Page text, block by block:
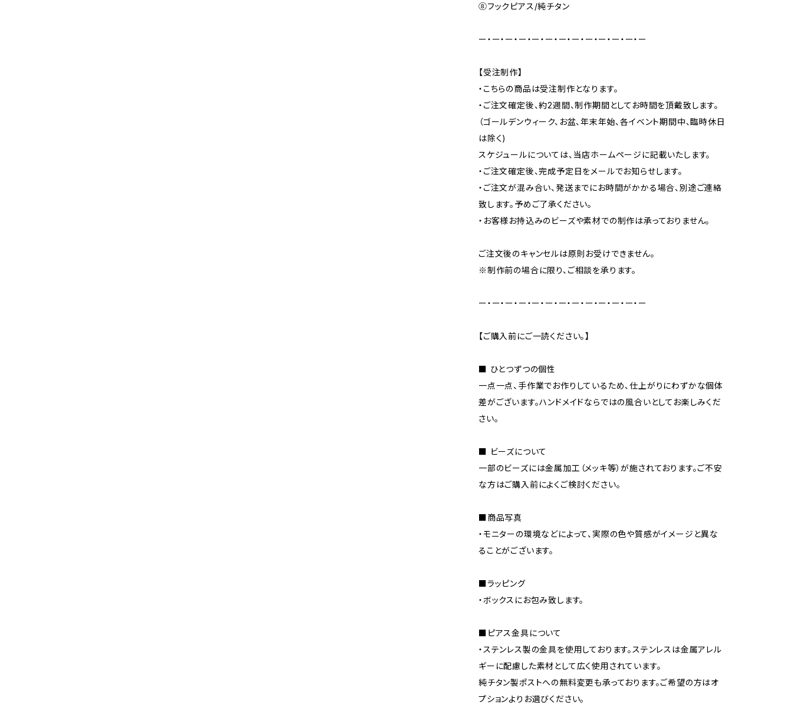
⑧フックピアス/純チタン
ー・ー・ー・ー・ー・ー・ー・ー・ー・ー・ー・ー・ー
【受注制作】
・こちらの商品は受注制作となります。
・ご注文確定後、約2週間、制作期間としてお時間を頂戴致します。
（ゴールデンウィーク、お盆、年末年始、各イベント期間中、臨時休日
は除く)
スケジュールについては、当店ホームページに記載いたします。
・ご注文確定後、完成予定日をメールでお知らせします。
・ご注文が混み合い、発送までにお時間がかかる場合、別途ご連絡
致します。予めご了承ください。
・お客様お持込みのビーズや素材での制作は承っておりません。
ご注文後のキャンセルは原則お受けできません。
※制作前の場合に限り、ご相談を承ります。
ー・ー・ー・ー・ー・ー・ー・ー・ー・ー・ー・ー・ー
【ご購入前にご一読ください。】
■ ひとつずつの個性
一点一点、手作業でお作りしているため、仕上がりにわずかな個体
差がございます。ハンドメイドならではの風合いとしてお楽しみくだ
さい。
■ ビーズについて
一部のビーズには金属加工（メッキ等）が施されております。ご不安
な方はご購入前によくご検討ください。
■商品写真
・モニターの環境などによって、実際の色や質感がイメージと異な
ることがございます。
■ラッピング
・ボックスにお包み致します。
■ピアス金具について
・ステンレス製の金具を使用しております。ステンレスは金属アレル
ギーに配慮した素材として広く使用されています。
純チタン製ポストへの無料変更も承っております。ご希望の方はオ
プションよりお選びください。